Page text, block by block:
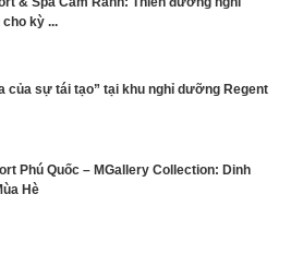
kỳ ...
của sự tái tạo” tại khu nghỉ dưỡng Regent
Phú Quốc – MGallery Collection: Dinh
Hè